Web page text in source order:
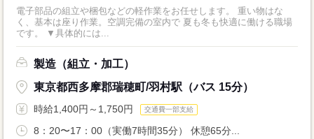
電子部品の組立や梱包などの軽作業をお任せします。 重い物はな
く、基本は座り作業。空調完備の室内で 夏も冬も快適に働ける職場
です。 ▼具体的には...
製造（組立・加工）
東京都西多摩郡瑞穂町/羽村駅（バス 15分）
時給1,400円～1,750円 交通費一部支給
8：20〜17：00（実働7時間35分） 休憩65分...